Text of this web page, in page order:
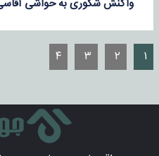
واکنش شکوری به حواشی
۱ ۲ ۳ ۴